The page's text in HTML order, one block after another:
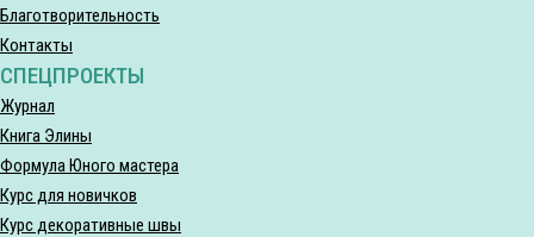
Благотворительность
Контакты
СПЕЦПРОЕКТЫ
Журнал
Книга Элины
Формула Юного мастера
Курс для новичков
Курс декоративные швы